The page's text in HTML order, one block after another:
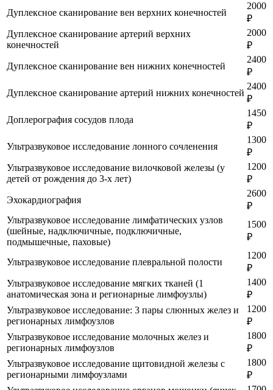
Дуплексное сканирование вен верхних конечностей
2000
₽
Дуплексное сканирование артерий верхних
конечностей
2000
₽
Дуплексное сканирование вен нижних конечностей
2400
₽
Дуплексное сканирование артерий нижних конечностей
2400
₽
Доплерография сосудов плода
1450
₽
Ультразвуковое исследование лонного сочленения
1300
₽
Ультразвуковое исследование вилочковой железы (у
детей от рождения до 3-х лет)
1200
₽
Эхокардиография
2600
₽
Ультразвуковое исследование лимфатических узлов
(шейные, надключичные, подключичные,
подмышечные, паховые)
1500
₽
Ультразвуковое исследование плевральной полости
1200
₽
Ультразвуковое исследование мягких тканей (1
анатомическая зона и регионарные лимфоузлы)
1400
₽
Ультразвуковое исследование: 3 пары слюнных желез и
регионарных лимфоузлов
1200
₽
Ультразвуковое исследование молочных желез и
регионарных лимфоузлов
1800
₽
Ультразвуковое исследование щитовидной железы с
регионарными лимфоузлами
1800
₽